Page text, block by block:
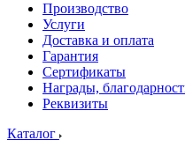
Производство
Услуги
Доставка и оплата
Гарантия
Сертификаты
Награды,
Реквизиты
Каталог